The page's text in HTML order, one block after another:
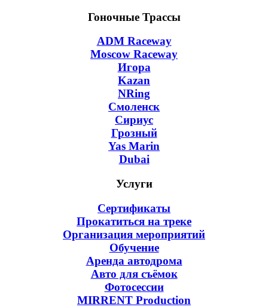
Гоночные Трассы
ADM Raceway
Moscow Raceway
Игора
Kazan
NRing
Смоленск
Сириус
Грозный
Yas Marin
Dubai
Услуги
Сертификаты
Прокатиться на треке
Организация мероприятий
Обучение
Аренда автодрома
Авто для съёмок
Фотосессии
MIRRENT Production